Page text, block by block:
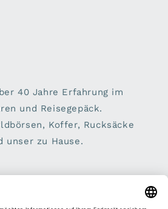
40 Jahre Erfahrung im
und Reisegepäck.
Koffer, Rucksäcke
unser zu Hause.